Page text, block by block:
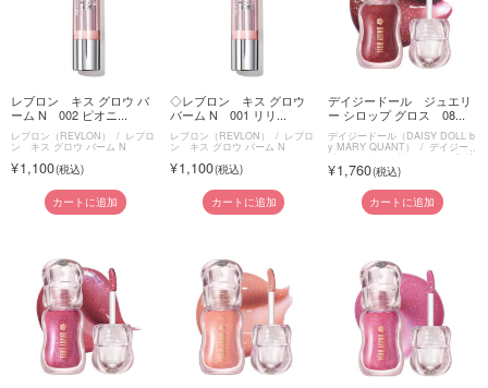
レブロン キス グロウ バ
ーム N 002 ピオニ...
レブロン（REVLON） レブロ
ン キス グロウ バーム N
1,100
カートに追加
◇レブロン キス グロウ
バーム N 001 リリ...
レブロン（REVLON） レブロ
ン キス グロウ バーム N
1,100
カートに追加
デイジードール ジュエリ
ー シロップ グロス 08...
デイジードール（DAISY DOLL b
y MARY QUANT） デイジー
ドール ジュエリー シロップ グ
ロス1,760
カートに追加